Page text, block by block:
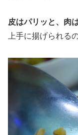
皮はパリッと、肉
上手に揚げられる